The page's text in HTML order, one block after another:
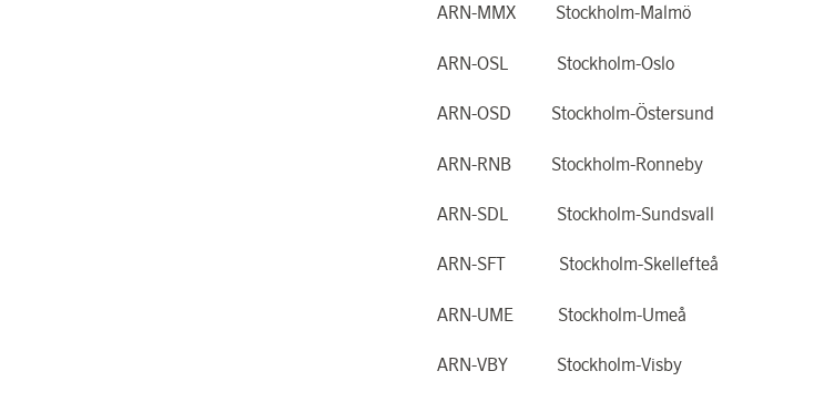
ARN-MMX Stockholm-Malmö
ARN-OSL Stockholm-Oslo
ARN-OSD Stockholm-Östersund
ARN-RNB Stockholm-Ronneby
ARN-SDL Stockholm-Sundsvall
ARN-SFT Stockholm-Skellefteå
ARN-UME Stockholm-Umeå
ARN-VBY Stockholm-Visby